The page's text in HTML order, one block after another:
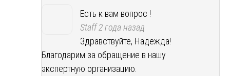
Есть к вам вопрос !
Staff2 года назад
Здравствуйте, Надежда!
Благодарим за обращение в нашу
экспертную организацию.